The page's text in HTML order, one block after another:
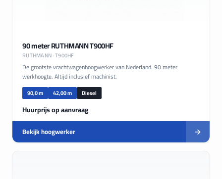
90 meter RUTHMANN T900HF
RUTHMANN· T900HF
De grootste vrachtwagenhoogwerker van Nederland. 90 meter
werkhoogte. Altijd inclusief machinist.
90,0 m 42,00 m Diesel
Huurprijs op aanvraag
Bekijk hoogwerker